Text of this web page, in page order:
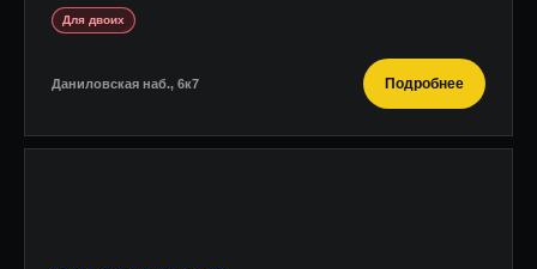
Для двоих
Даниловская наб., 6к7 Подробнее